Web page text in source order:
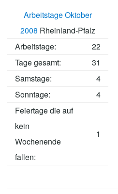
Arbeitstage Oktober
2008 Rheinland-Pfalz
Arbeitstage:
22
Tage gesamt:
31
Samstage:
4
Sonntage:
4
Feiertage die auf
kein
Wochenende
fallen:
1